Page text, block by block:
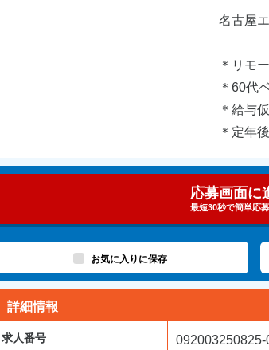
名古屋
＊リモ
＊60代
＊給与
＊定年
応募画面に
最短30秒で簡単応募
お気に入りに保存
詳細情報
求人番号 092003250825-